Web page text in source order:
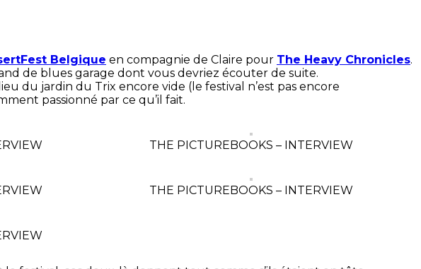
Belgique en compagnie de Claire pour The Heavy Chronicles.
de blues garage dont vous devriez écouter de suite.
du jardin du Trix encore vide (le festival n’est pas encore
passionné par ce qu’il fait.
THE PICTUREBOOKS – INTERVIEW
THE PICTUREBOOKS – INTERVIEW